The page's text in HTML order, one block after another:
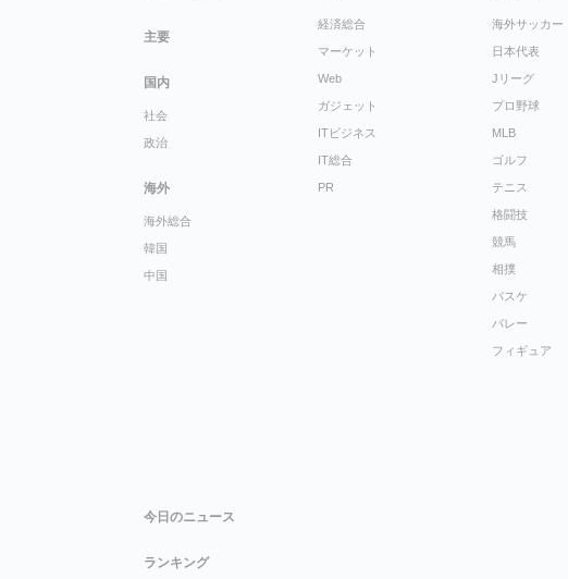
主要
国内
社会
政治
海外
海外総合
韓国
中国
経済総合
マーケット
Web
ガジェット
ITビジネス
IT総合
PR
海外サッカー
日本代表
Jリーグ
プロ野球
MLB
ゴルフ
テニス
格闘技
競馬
相撲
バスケ
バレー
フィギュア
今日のニュース
ランキング